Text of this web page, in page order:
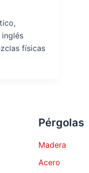
físicas
Pérgolas
Madera
Acero